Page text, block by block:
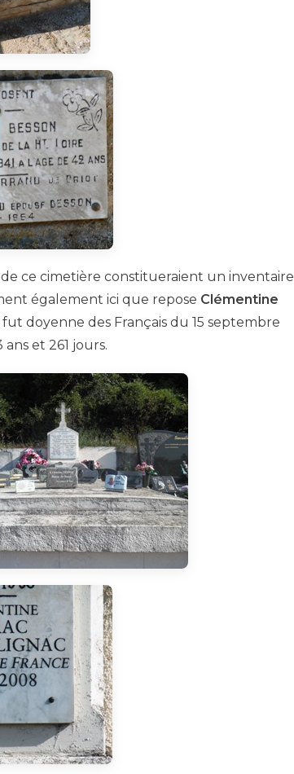
ce cimetière constitueraient un inventaire
également ici que repose Clémentine
doyenne des Français du 15 septembre
ans et 261 jours.